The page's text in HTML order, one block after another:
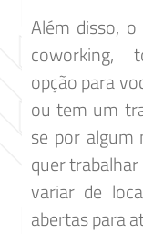
Além disso,
coworking,
opção para
ou tem um
se por algum
quer
variar de
abertas para